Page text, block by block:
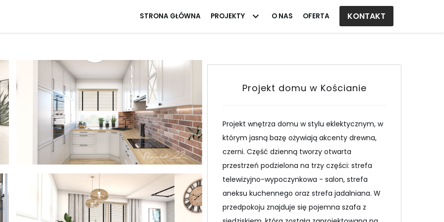
STRONA GŁÓWNA PROJEKTY O NAS OFERTA KONTAKT
Projekt domu w Kościanie
Projekt wnętrza domu w stylu eklektycznym, w
którym jasną bazę ożywiają akcenty drewna,
czerni. Część dzienną tworzy otwarta
przestrzeń podzielona na trzy części: strefa
telewizyjno-wypoczynkowa - salon, strefa
aneksu kuchennego oraz strefa jadalniana. W
przedpokoju znajduje się pojemna szafa z